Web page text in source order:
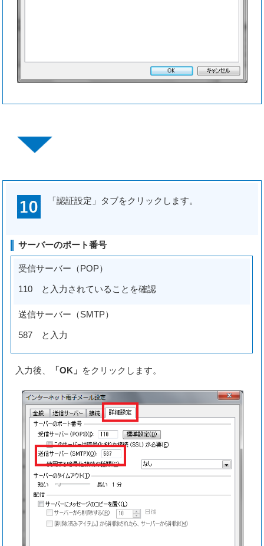
「認証設定」タブをクリックします。
サーバーのポート番号
受信サーバー（POP）
110 と入力されていることを確認
送信サーバー（SMTP）
587 と入力
入力後、 「OK」 をクリックします。